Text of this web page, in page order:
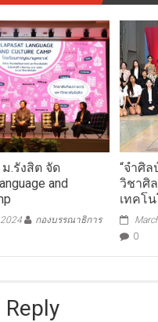
.รังสิต จัด
and
กองบรรณาธิการ
“จำศิ
วิชาศิ
เทคโ
0
Reply